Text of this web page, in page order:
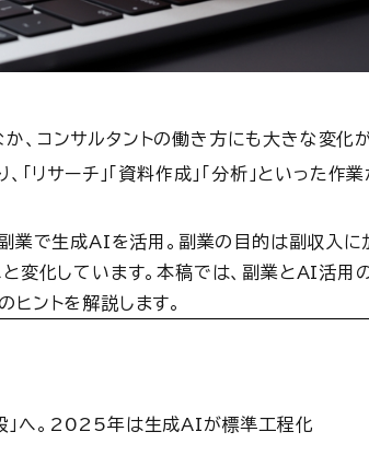
、コンサルタントの働き方にも大きな変化
「リサーチ」「資料作成」「分析」といった作
業で生成AIを活用。副業の目的は副収入に加
変化しています。本稿では、副業と AI活用
ントを解説します。
」へ。2025年は生成AIが標準工程化